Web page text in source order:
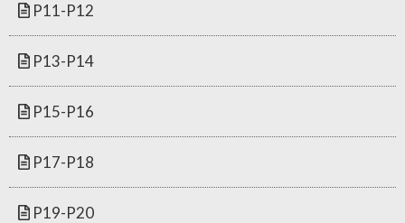
P11-P12
P13-P14
P15-P16
P17-P18
P19-P20